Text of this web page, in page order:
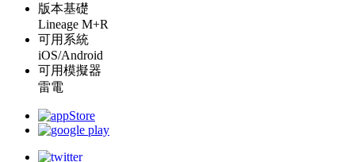
版本基礎
Lineage M+R
可用系統
iOS/Android
可用模擬器
雷電